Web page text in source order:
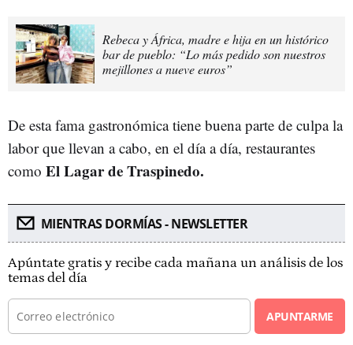
Rebeca y África, madre e hija en un histórico
bar de pueblo: “Lo más pedido son nuestros
mejillones a nueve euros”
De esta fama gastronómica tiene buena parte de culpa la
labor que llevan a cabo, en el día a día, restaurantes
como El Lagar de Traspinedo.
MIENTRAS DORMÍAS - NEWSLETTER
Apúntate gratis y recibe cada mañana un análisis de los
temas del día
APUNTARME